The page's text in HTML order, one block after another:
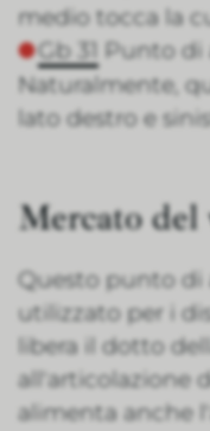
medio tocca la
Gb 31
Punto di
Naturalmente,
lato destro e
Mercato del
Questo punto di
utilizzato per i
libera il dotto
all'articolazione
alimenta anche